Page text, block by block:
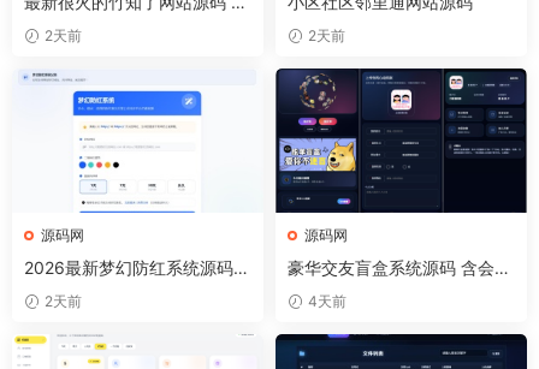
立后台版
2天前 2天前
源码网
2026最新梦幻防红系统源码/
支持抖音圆码
2天前
源码网
豪华交友盲盒系统源码 含会员
分站分销系统 可易支付
4天前